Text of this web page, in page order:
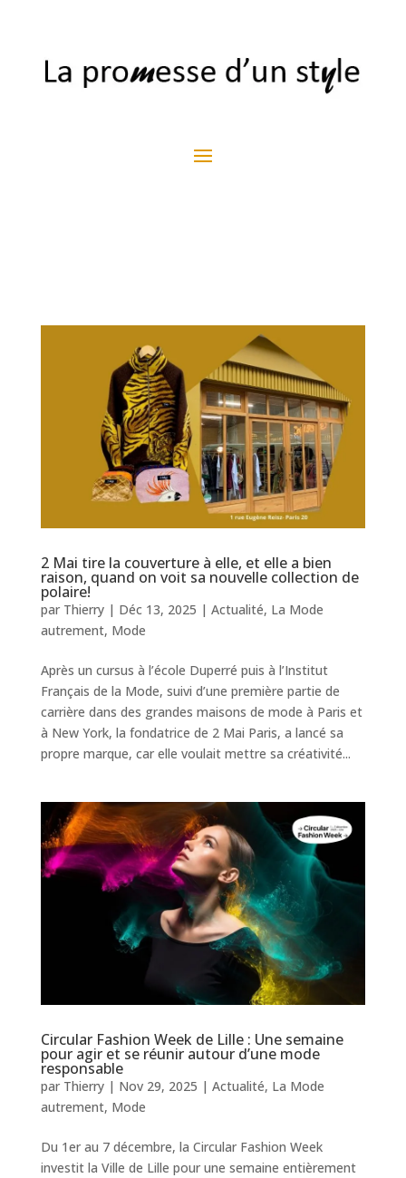
2 Mai tire la couverture à elle, et elle a bien
raison, quand on voit sa nouvelle collection de
polaire!
par Thierry| Déc 13, 2025 | Actualité, La Mode
autrement, Mode
Après un cursus à l’école Duperré puis à l’Institut
Français de la Mode, suivi d’une première partie de
carrière dans des grandes maisons de mode à Paris et
à New York, la fondatrice de 2 Mai Paris, a lancé sa
propre marque, car elle voulait mettre sa créativité...
Circular Fashion Week de Lille : Une semaine
pour agir et se réunir autour d’une mode
responsable
par Thierry| Nov 29, 2025 | Actualité, La Mode
autrement, Mode
Du 1er au 7 décembre, la Circular Fashion Week
investit la Ville de Lille pour une semaine entièrement